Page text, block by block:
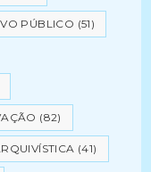
PÚBLICO (51)
(82)
(41)